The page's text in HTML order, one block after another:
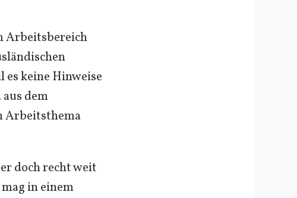
Arbeitsbereich
keine Hinweise
dem
Arbeitsthema
doch recht weit
in einem